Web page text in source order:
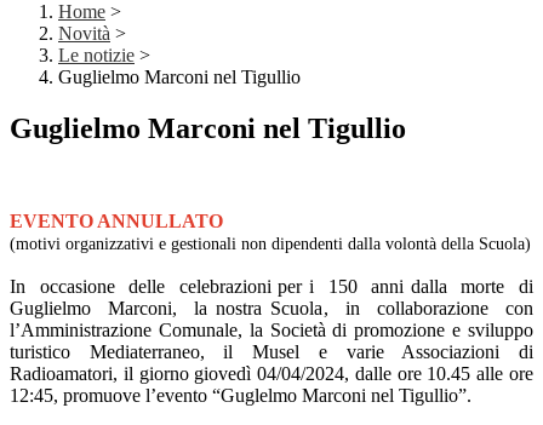
Home >
Novità >
Le notizie >
Guglielmo Marconi nel Tigullio
Guglielmo Marconi nel Tigullio
EVENTO ANNULLATO
(motivi organizzativi e gestionali non dipendenti dalla volontà della Scuola)
In occasione delle celebrazioni per i 150 anni dalla morte di
Guglielmo Marconi, la nostra Scuola, in collaborazione con
l’Amministrazione Comunale, la Società di promozione e sviluppo
turistico Mediaterraneo, il Musel e varie Associazioni di
Radioamatori, il giorno giovedì 04/04/2024, dalle ore 10.45 alle ore
12:45, promuove l’evento “Guglelmo Marconi nel Tigullio”.